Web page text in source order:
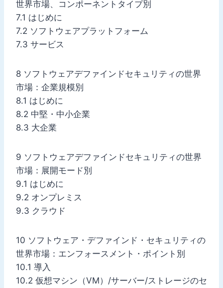
世界市場、コンポーネントタイプ別
7.1 はじめに
7.2 ソフトウェアプラットフォーム
7.3 サービス
8 ソフトウェアデファインドセキュリティの世界
市場：企業規模別
8.1 はじめに
8.2 中堅・中小企業
8.3 大企業
9 ソフトウェアデファインドセキュリティの世界
市場：展開モード別
9.1 はじめに
9.2 オンプレミス
9.3 クラウド
10 ソフトウェア・デファインド・セキュリティの
世界市場：エンフォースメント・ポイント別
10.1 導入
10.2 仮想マシン（VM）/サーバー/ストレージのセ